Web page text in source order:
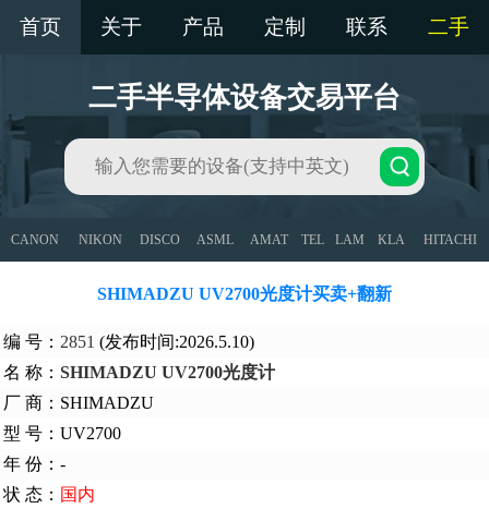
首页 关于 产品 定制 联系 二手
二手半导体设备交易平台
CANON NIKON DISCO ASML AMAT TEL LAM KLA HITACHI
SHIMADZU UV2700光度计买卖+翻新
编 号： 2851 (发布时间:2026.5.10)
名 称： SHIMADZU UV2700光度计
厂 商：SHIMADZU
型 号：UV2700
年 份：-
状 态： 国内